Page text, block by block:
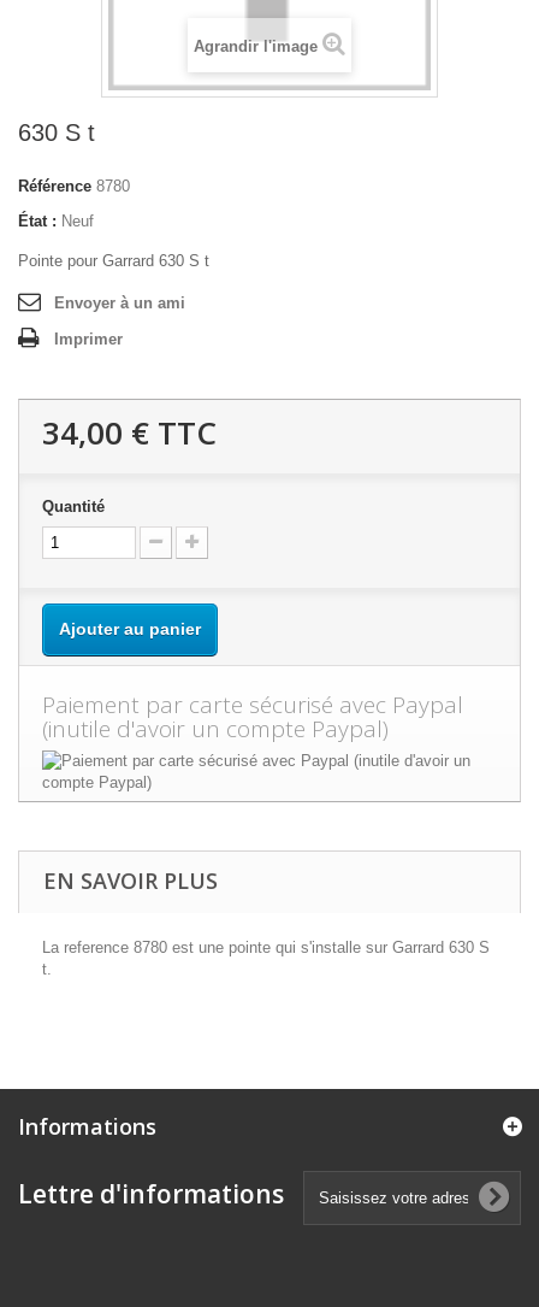
Agrandir l'image
630 S t
Référence 8780
État : Neuf
Pointe pour Garrard 630 S t
Envoyer à un ami
Imprimer
34,00 € TTC
Quantité
Ajouter au panier
Paiement par carte sécurisé avec Paypal
(inutile d'avoir un compte Paypal)
EN SAVOIR PLUS
La reference 8780 est une pointe qui s'installe sur Garrard 630 S
t.
Informations
Lettre d'informations